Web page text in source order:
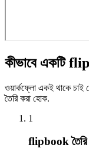
কীভাবে একটি
ওয়ার্কফ্লো একই থাকে চাই
তৈরি করা হোক.
1
flipbook